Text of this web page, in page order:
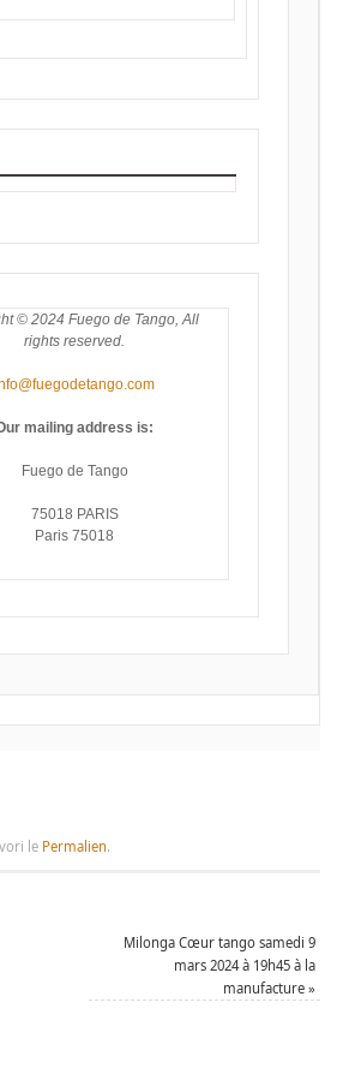
© 2024 Fuego de Tango, All
rights reserved.
mailing address is:
Fuego de Tango
75018 PARIS
Paris 75018
le Permalien.
Milonga Cœur tango samedi 9
mars 2024 à 19h45 à la
manufacture»